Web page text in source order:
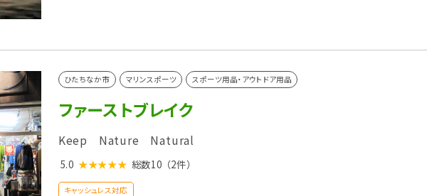
ひたちなか市 マリンスポーツ スポーツ用品・アウトドア用品
ファーストブレイク
Keep Nature Natural
5.0 ★★★★★ 総数10 （2件）
キャッシュレス対応